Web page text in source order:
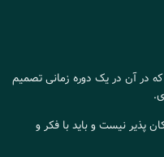
که در آن در یک دوره زمانی تصمیم
پذیر نیست و باید با فکر و